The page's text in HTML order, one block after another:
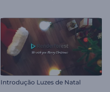
Introdução Luzes de Natal